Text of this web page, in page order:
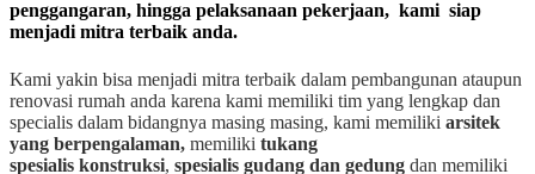
penggangaran, hingga pelaksanaan pekerjaan, kami siap
menjadi mitra terbaik anda.
Kami yakin bisa menjadi mitra terbaik dalam pembangunan ataupun
renovasi rumah anda karena kami memiliki tim yang lengkap dan
specialis dalam bidangnya masing masing, kami memiliki arsitek
yang berpengalaman, memiliki tukang
spesialis konstruksi, spesialis gudang dan gedung dan memiliki